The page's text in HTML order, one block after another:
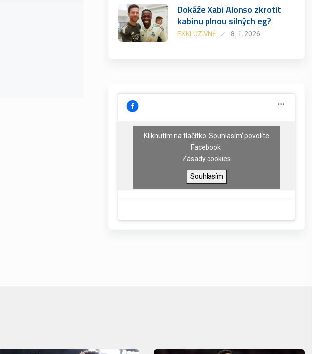
Dokáže Xabi Alonso zkrotit
kabinu plnou silných eg?
EXKLUZIVNĚ 8. 1. 2026
Kliknutím na tlačítko 'Souhlasím' povolíte
Facebook
Zásady cookies
Souhlasím